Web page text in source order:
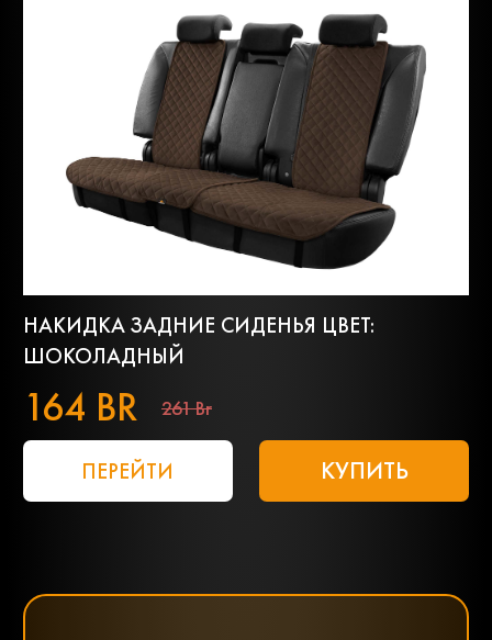
НАКИДКА ЗАДНИЕ СИДЕНЬЯ ЦВЕТ:
ШОКОЛАДНЫЙ
164 BR 261 Br
ПЕРЕЙТИ КУПИТЬ